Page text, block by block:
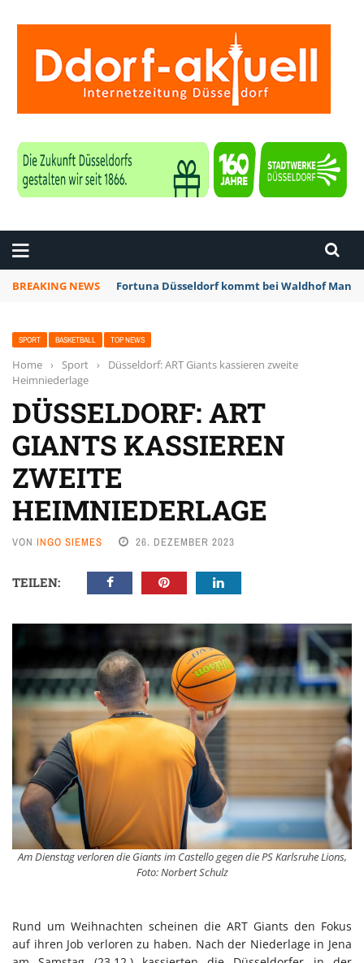
BREAKING NEWS Fortuna Düsseldorf kommt bei Waldhof
SPORT BASKETBALL TOP NEWS
Home › Sport ›
Düsseldorf: ART Giants kassieren zweite
Heimniederlage
DÜSSELDORF: ART
GIANTS KASSIEREN
ZWEITE
HEIMNIEDERLAGE
VON INGO SIEMES 26. DEZEMBER 2023
TEILEN:
Am Dienstag verloren die Giants im Castello gegen die PS Karlsruhe Lions,
Foto: Norbert Schulz
Rund um Weihnachten scheinen die ART Giants den Fokus
auf ihren Job verloren zu haben. Nach der Niederlage in Jena